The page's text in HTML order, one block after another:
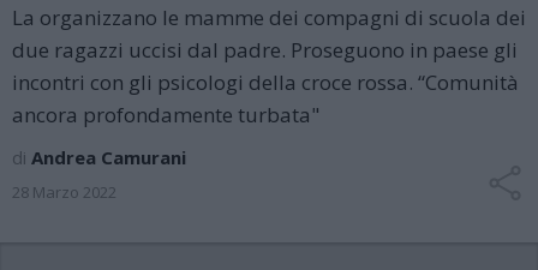
La organizzano le mamme dei compagni di scuola dei
due ragazzi uccisi dal padre. Proseguono in paese gli
incontri con gli psicologi della croce rossa. “Comunità
ancora profondamente turbata"
di Andrea Camurani
28 Marzo 2022